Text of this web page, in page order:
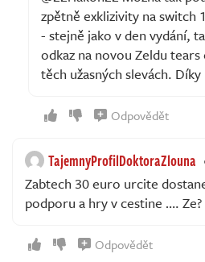
zpětně exklizivity na switch
- stejně jako v den vydání,
odkaz na novou Zeldu
těch užasných slevách. Díky
Odpovědět
TajemnyProfilDoktoraZlouna
Zabtech 30 euro urcite
podporu a hry v cestine …. Ze?
Odpovědět